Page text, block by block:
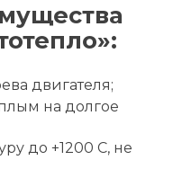
двигателя;
на долгое
до +1200 С, не